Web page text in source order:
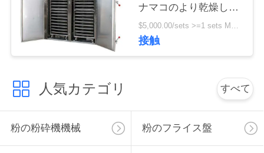
し
な
い
ナマコのより乾燥した
機械
$5,000.00/sets >=1 sets MOQ:1セット
接触
人気カテゴリ すべて
粉の粉砕機機械 粉のフライス盤